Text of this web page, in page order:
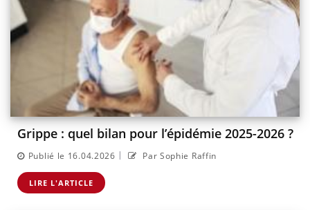
Grippe : quel bilan pour l’épidémie 2025-2026 ?
Publié le 16.04.2026 | Par Sophie Raffin
LIRE L'ARTICLE